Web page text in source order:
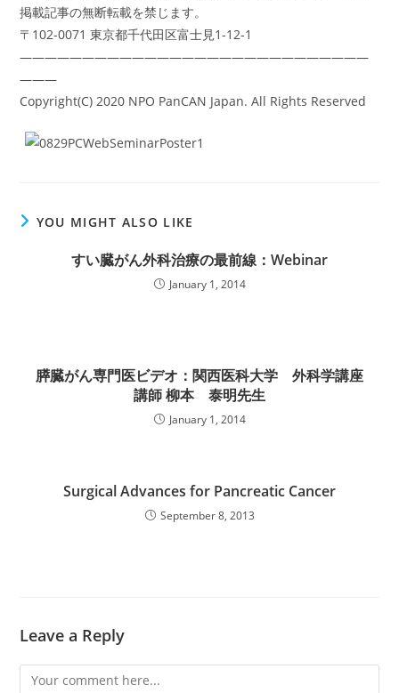
掲載記事の無断転載を禁じます。
〒102-0071 東京都千代田区富士見1-12-1
――――――――――――――――――――――――――――
―――
Copyright(C) 2020 NPO PanCAN Japan. All Rights Reserved
YOU MIGHT ALSO LIKE
すい臓がん外科治療の最前線：Webinar
January 1, 2014
膵臓がん専門医ビデオ：関西医科大学 外科学講座
講師 柳本 泰明先生
January 1, 2014
Surgical Advances for Pancreatic Cancer
September 8, 2013
Leave a Reply
Comment